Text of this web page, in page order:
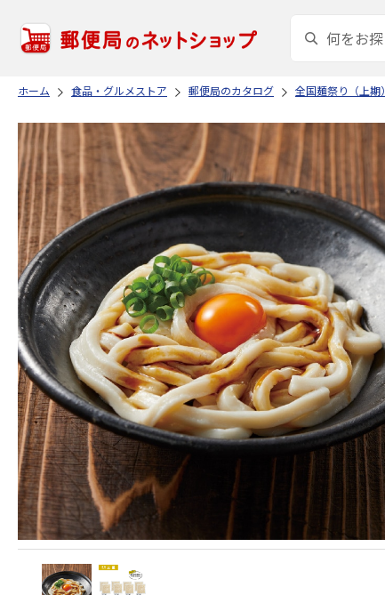
ホーム 食品・グルメストア 郵便局のカタログ 全国麺祭り（上期）